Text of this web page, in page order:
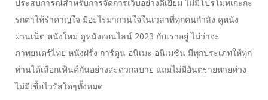
ประสบการณ์สำหรับการจัดการเว็บอย่างดีเยี่ยม ไม่มีโปรโมทเกะกะ
รกตาให้รำคาญใจ มีอะไรมากวนใจในเวลาที่ทุกคนกำลัง ดูหนัง
ผ่านเน็ต หนังใหม่ ดูหนังออนไลน์ 2023 กับเราอยู่ ไม่ว่าจะ
ภาพยนตร์ไทย หนังฝรั่ง การ์ตูน อนิเมะ อนิเมชัน มีทุกประเภทให้ทุก
ท่านได้เลือกเฟ้นค์กันอย่างสะดวกสบาย แถมไม่มีอันตรายหายห่วง
ไม่มีเชื้อไวรัสใดๆทั้งหมด